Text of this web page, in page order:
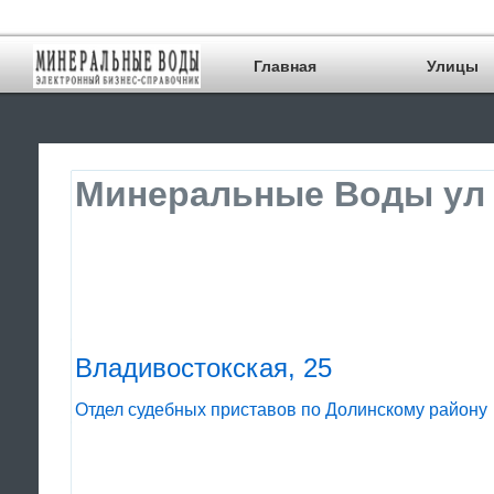
Главная Улицы
Минеральные Воды ул
Владивостокская, 25
Отдел судебных приставов по Долинскому району